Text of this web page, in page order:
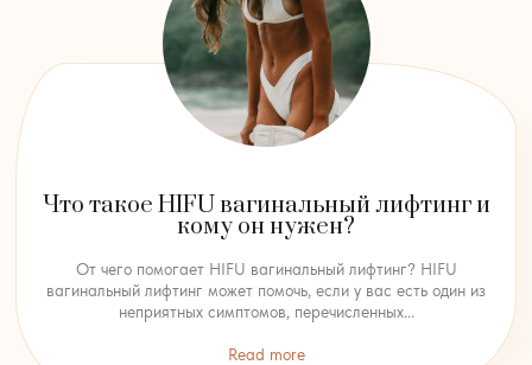
Что такое HIFU вагинальный лифтинг и
кому он нужен?
От чего помогает HIFU вагинальный лифтинг? HIFU
вагинальный лифтинг может помочь, если у вас есть один из
неприятных симптомов, перечисленных...
Read more